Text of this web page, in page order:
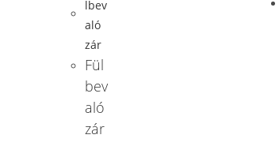
Fül
bev
aló
zár